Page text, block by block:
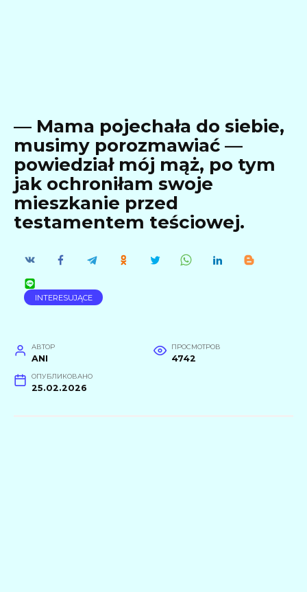
— Mama pojechała do siebie,
musimy porozmawiać —
powiedział mój mąż, po tym
jak ochroniłam swoje
mieszkanie przed
testamentem teściowej.
INTERESUJĄCE
АВТОР
ANI
ПРОСМОТРОВ
4742
ОПУБЛИКОВАНО
25.02.2026